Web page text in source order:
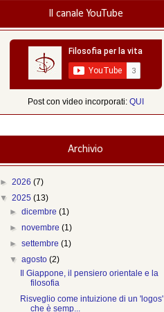
Il canale YouTube
Post con video incorporati: QUI
Archivio
► 2026 (7)
▼ 2025 (13)
►dicembre(1)
►novembre(1)
►settembre(1)
▼agosto(2)
Il Giappone, il pensiero orientale e la
filosofia
Risveglio come intuizione di un 'logos'
che è semp...